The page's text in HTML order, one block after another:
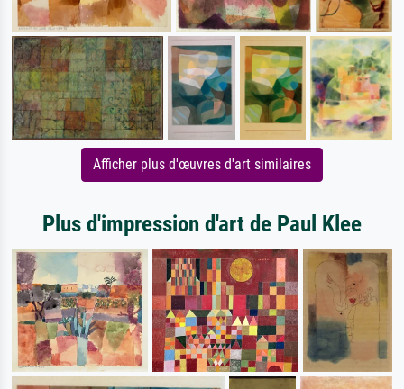
Afficher plus d'œuvres d'art similaires
Plus d'impression d'art de Paul Klee